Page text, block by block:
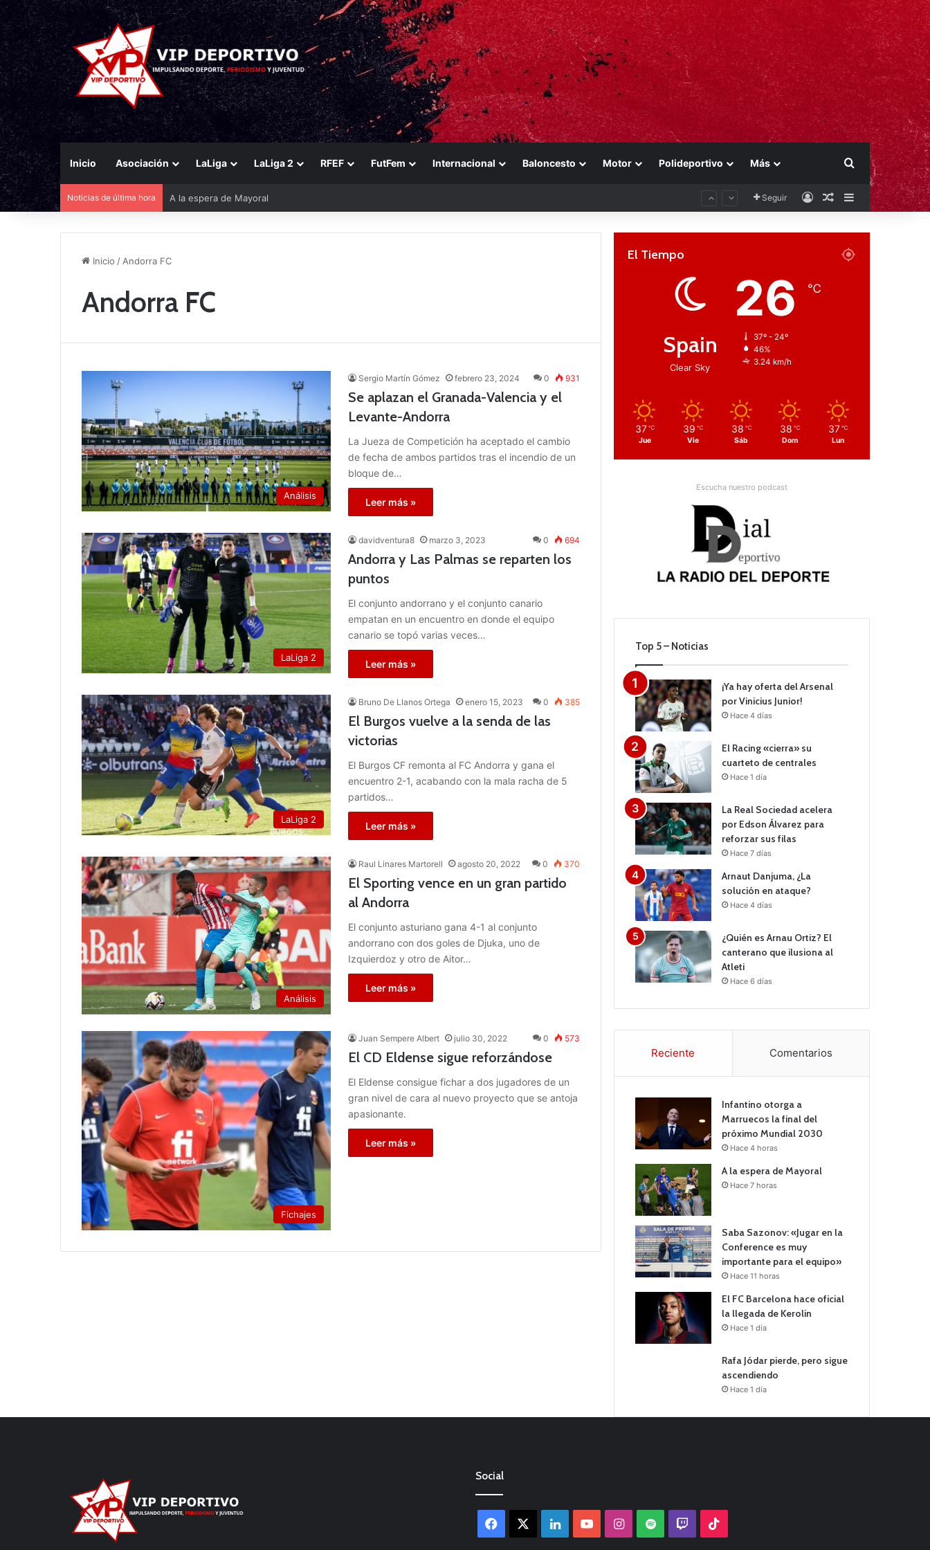
Inicio Asociación LaLiga LaLiga 2 RFEF FutFem Internacional Baloncesto Motor Polideportivo Más Buscar por
Noticias de última hora A la espera de Mayoral Seguir AccesoPublicación al
Barra lateral
Inicio / Andorra FC
Andorra FC
Análisis
Sergio Martín Gómez febrero 23, 2024 0 931
Se aplazan el Granada-Valencia y el
Levante-Andorra
La Jueza de Competición ha aceptado el cambio
de fecha de ambos partidos tras el incendio de un
bloque de…
Leer más »
LaLiga 2
davidventura8 marzo 3, 2023 0 694
Andorra y Las Palmas se reparten los
puntos
El conjunto andorrano y el conjunto canario
empatan en un encuentro en donde el equipo
canario se topó varias veces…
Leer más »
LaLiga 2
Bruno De Llanos Ortega enero 15, 2023 0 385
El Burgos vuelve a la senda de las
victorias
El Burgos CF remonta al FC Andorra y gana el
encuentro 2-1, acabando con la mala racha de 5
partidos…
Leer más »
Análisis
Raul Linares Martorell agosto 20, 2022 0 370
El Sporting vence en un gran partido
al Andorra
El conjunto asturiano gana 4-1 al conjunto
andorrano con dos goles de Djuka, uno de
Izquierdoz y otro de Aitor…
Leer más »
Fichajes
Juan Sempere Albert julio 30, 2022 0 573
El CD Eldense sigue reforzándose
El Eldense consigue fichar a dos jugadores de un
gran nivel de cara al nuevo proyecto que se antoja
apasionante.
Leer más »
El Tiempo
Spain
Clear Sky
26 ℃
37º - 24º
46%
3.24 km/h
37 ℃
Jue
39 ℃
Vie
38 ℃
Sáb
38 ℃
Dom
37 ℃
Lun
Escucha nuestro podcast
Top 5 – Noticias
¡Ya hay oferta del Arsenal
por Vinicius Junior!
Hace 4 días
El Racing «cierra» su
cuarteto de centrales
Hace 1 día
La Real Sociedad acelera
por Edson Álvarez para
reforzar sus filas
Hace 7 días
Arnaut Danjuma, ¿La
solución en ataque?
Hace 4 días
¿Quién es Arnau Ortiz? El
canterano que ilusiona al
Atleti
Hace 6 días
Reciente Comentarios
Infantino otorga a
Marruecos la final del
próximo Mundial 2030
Hace 4 horas
A la espera de Mayoral
Hace 7 horas
Saba Sazonov: «Jugar en la
Conference es muy
importante para el equipo»
Hace 11 horas
El FC Barcelona hace oficial
la llegada de Kerolin
Hace 1 día
Rafa Jódar pierde, pero sigue
ascendiendo
Hace 1 día
Social
Facebook LinkedInYouTubeInstagram
Spotify Twitch